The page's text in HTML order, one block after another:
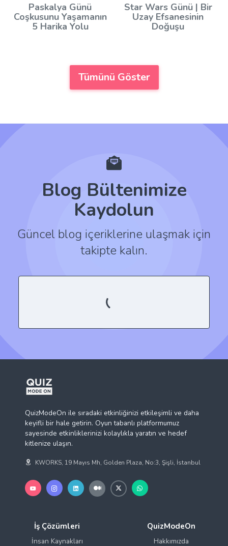
Paskalya Günü
Coşkusunu Yaşamanın
5 Harika Yolu
Star Wars Günü | Bir
Uzay Efsanesinin
Doğuşu
Tümünü Göster
Blog Bültenimize
Kaydolun
Güncel blog içeriklerine ulaşmak için
takipte kalın.
keyifli bir hale getirin. Oyun tabanlı platformumuz
sayesinde etkinliklerinizi kolaylıkla yaratın ve hedef
KWORKS, 19 Mayıs Mh, Golden Plaza, No:3, Şişli, İstanbul
İş Çözümleri QuizModeOn